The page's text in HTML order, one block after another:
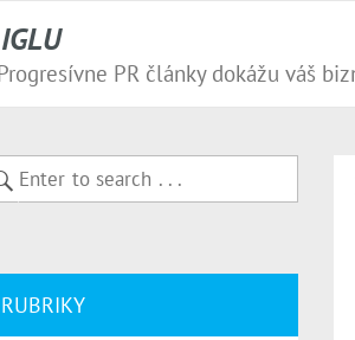
IGLU
RUBRIKY